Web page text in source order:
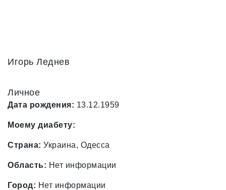
Игорь Леднев
Личное
Дата рождения: 13.12.1959
Моему диабету:
Страна: Украина, Одесса
Область: Нет информации
Город: Нет информации